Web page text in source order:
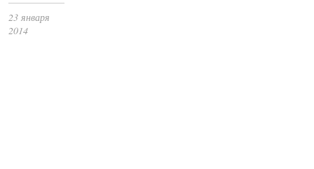
23 января
2014